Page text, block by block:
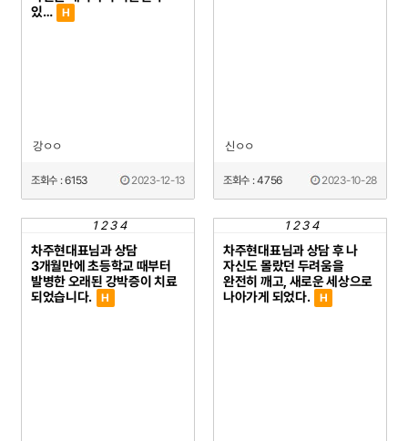
있…
H
강ㅇㅇ
조회수 : 6153 2023-12-13
신ㅇㅇ
조회수 : 4756 2023-10-28
1 2 3 4
차주현대표님과 상담
3개월만에 초등학교 때부터
발병한 오래된 강박증이 치료
되었습니다.
H
1 2 3 4
차주현대표님과 상담 후 나
자신도 몰랐던 두려움을
완전히 깨고, 새로운 세상으로
나아가게 되었다.
H